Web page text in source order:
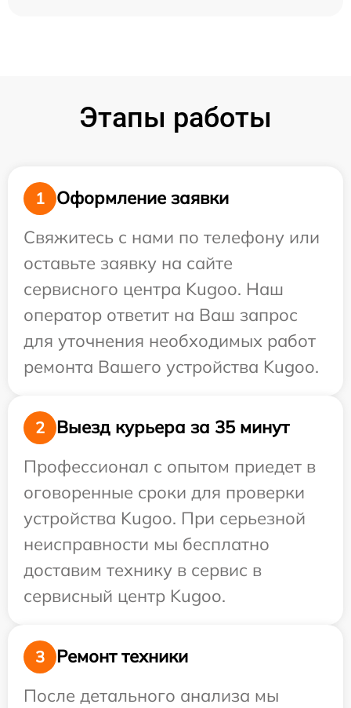
Этапы работы
1
Оформление заявки
Свяжитесь с нами по телефону или
оставьте заявку на сайте
сервисного центра Kugoo. Наш
оператор ответит на Ваш запрос
для уточнения необходимых работ
ремонта Вашего устройства Kugoo.
2
Выезд курьера за 35 минут
Профессионал с опытом приедет в
оговоренные сроки для проверки
устройства Kugoo. При серьезной
неисправности мы бесплатно
доставим технику в сервис в
сервисный центр Kugoo.
3
Ремонт техники
После детального анализа мы